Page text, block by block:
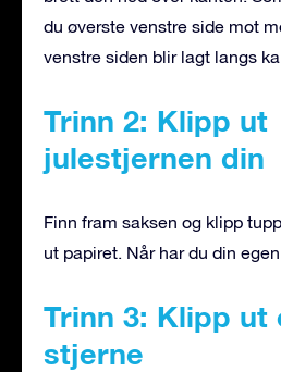
du øverste venstre side mot
venstre siden blir lagt langs
Trinn 2: Klipp ut
julestjernen din
Finn fram saksen og klipp
ut papiret. Når har du din
Trinn 3: Klipp ut
stjerne